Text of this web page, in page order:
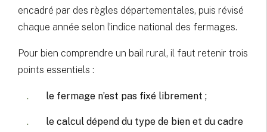
encadré par des règles départementales, puis révisé
chaque année selon l’indice national des fermages.
Pour bien comprendre un bail rural, il faut retenir trois
points essentiels :
le fermage n’est pas fixé librement ;
le calcul dépend du type de bien et du cadre